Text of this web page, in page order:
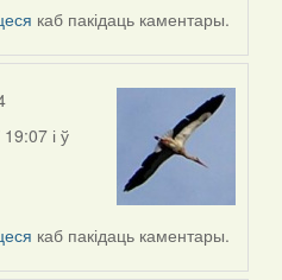
каб пакідаць каментары.
і ў
каб пакідаць каментары.